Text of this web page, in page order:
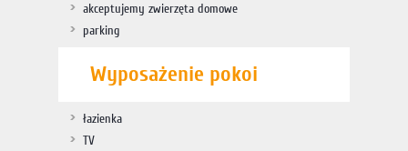
akceptujemy zwierzęta domowe
parking
Wyposażenie pokoi
łazienka
TV